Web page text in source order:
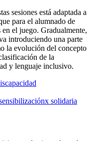
sesiones está adaptada a
para el alumnado de
en el juego. Gradualmente,
introduciendo una parte
la evolución del concepto
de la
y lenguaje inclusivo.
x solidaria